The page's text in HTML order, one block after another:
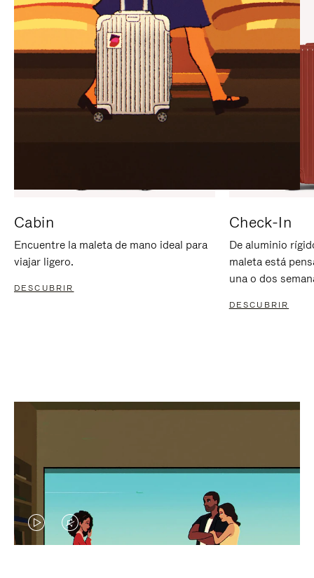
ACTIVARLO.
Cabin
Encuentre la maleta de mano ideal para
viajar ligero.
DESCUBRIR
Check-In
De aluminio
maleta está
una o dos
DESCUBRIR
EL
EL